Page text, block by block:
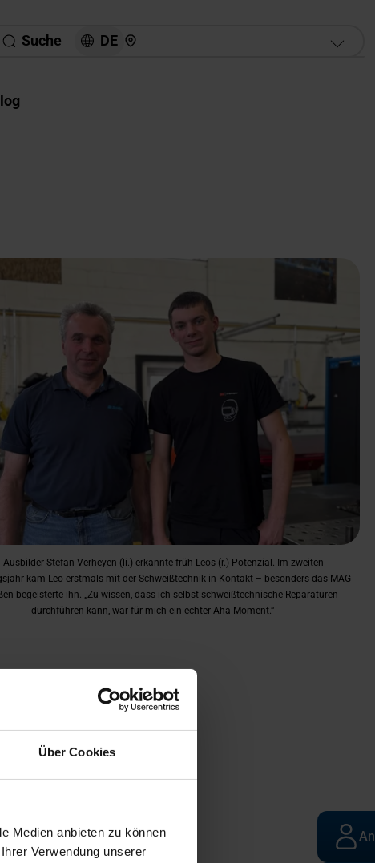
Über Cookies
Medien anbieten zu können
Verwendung unserer
Suche DE Hier finden Sie uns
Ausbilder Stefan Verheyen (li.) erkannte früh Leos (r.) Potenzial. Im zweiten
kam Leo erstmals mit der Schweißtechnik in Kontakt – besonders das MAG-
begeisterte ihn. „Zu wissen, dass ich selbst schweißtechnische Reparaturen
durchführen kann, war für mich ein echter Aha-Moment.“